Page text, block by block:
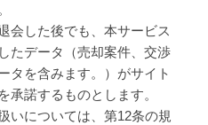
会した後でも、本サービス
たデータ（売却案件、交渉
タを含みます。）がサイト
承諾するものとします。
いについては、第12条の規